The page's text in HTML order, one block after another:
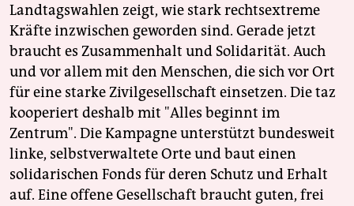
Landtagswahlen zeigt, wie stark rechtsextreme
Kräfte inzwischen geworden sind. Gerade jetzt
braucht es Zusammenhalt und Solidarität. Auch
und vor allem mit den Menschen, die sich vor Ort
für eine starke Zivilgesellschaft einsetzen. Die taz
kooperiert deshalb mit "Alles beginnt im
Zentrum". Die Kampagne unterstützt bundesweit
linke, selbstverwaltete Orte und baut einen
solidarischen Fonds für deren Schutz und Erhalt
auf. Eine offene Gesellschaft braucht guten, frei